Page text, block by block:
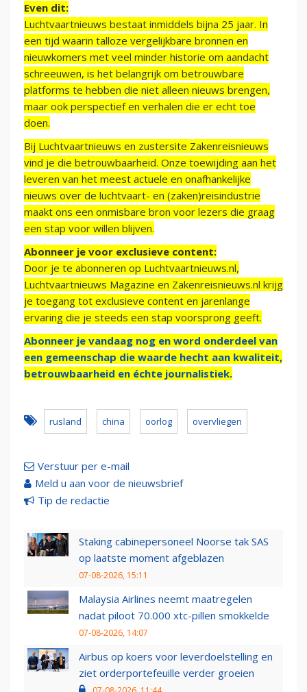
Even dit:
Luchtvaartnieuws bestaat inmiddels bijna 25 jaar. In
een tijd waarin talloze vergelijkbare bronnen en
nieuwkomers met veel minder historie om aandacht
schreeuwen, is het belangrijk om betrouwbare
platforms te hebben die niet alleen nieuws brengen,
maar ook perspectief en verhalen die er echt toe
doen.
Bij Luchtvaartnieuws en zustersite Zakenreisnieuws
vind je die betrouwbaarheid. Onze toewijding aan het
leveren van het meest actuele en onafhankelijke
nieuws over de luchtvaart- en (zaken)reisindustrie
maakt ons een onmisbare bron voor lezers die graag
een stap voor willen blijven.
Abonneer je voor exclusieve content:
Door je te abonneren op Luchtvaartnieuws.nl,
Luchtvaartnieuws Magazine en Zakenreisnieuws.nl krijg
je toegang tot exclusieve content en jarenlange
ervaring die je steeds een stap voorsprong geeft.
Abonneer je vandaag nog en word onderdeel van
een gemeenschap die waarde hecht aan kwaliteit,
betrouwbaarheid en échte journalistiek.
rusland china oorlog overvliegen
Verstuur per e-mail
Meld u aan voor de nieuwsbrief
Tip de redactie
Staking cabinepersoneel Noorse tak SAS
op laatste moment afgeblazen
07-08-2026, 15:11
Malaysia Airlines neemt maatregelen
nadat piloot 70.000 xtc-pillen smokkelde
07-08-2026, 14:07
Airbus op koers voor leverdoelstelling en
ziet orderportefeuille verder groeien